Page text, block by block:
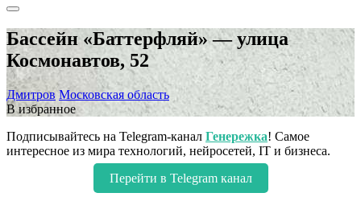
Бассейн «Баттерфляй» — улица
Космонавтов, 52
Дмитров Московская область
В избранное
Подписывайтесь на Telegram-канал Генережка! Самое
интересное из мира технологий, нейросетей, IT и бизнеса.
Перейти в Telegram канал